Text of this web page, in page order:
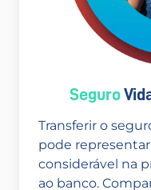
Seguro
Transferir o
pode
considerável na
ao banco.